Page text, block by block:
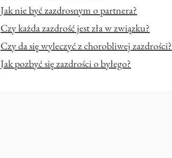
Jak nie być zazdrosnym o partnera?
Czy każda zazdrość jest zła w związku?
Czy da się wyleczyć z chorobliwej zazdrości?
Jak pozbyć się zazdrości o byłego?